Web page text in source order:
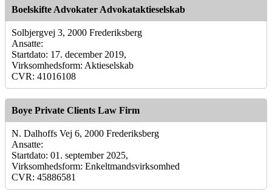
Boelskifte Advokater Advokataktieselskab
Solbjergvej 3, 2000 Frederiksberg
Ansatte:
Startdato: 17. december 2019,
Virksomhedsform: Aktieselskab
CVR: 41016108
Boye Private Clients Law Firm
N. Dalhoffs Vej 6, 2000 Frederiksberg
Ansatte:
Startdato: 01. september 2025,
Virksomhedsform: Enkeltmandsvirksomhed
CVR: 45886581